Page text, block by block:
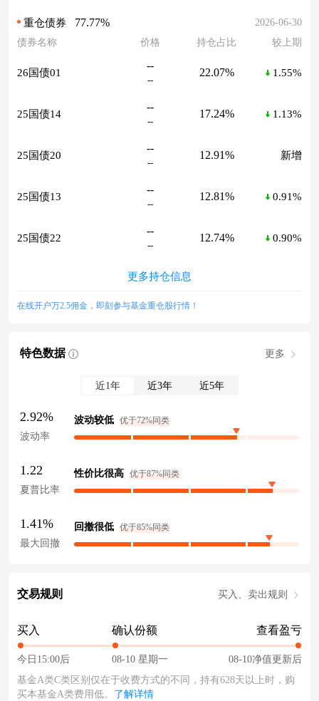
重仓债券 77.77%
2026-06-30
债券名称
价格 持仓占比 较上期
26国债01
--
--
22.07% 1.55%
25国债14
--
--
17.24% 1.13%
25国债20
--
--
12.91% 新增
25国债13
--
--
12.81% 0.91%
25国债22
--
--
12.74% 0.90%
更多持仓信息
在线开户万2.5佣金，即刻参与基金重仓股行情！
特色数据 更多
近1年 近3年 近5年
2.92%
波动率
波动较低 优于72%同类
1.22
夏普比率
性价比很高 优于87%同类
1.41%
最大回撤
回撤很低 优于85%同类
交易规则 买入、卖出规则
买入
今日15:00后
确认份额
08-10 星期一
查看盈亏
08-10净值更新后
基金A类C类区别仅在于收费方式的不同，持有628天以上时，购
买本基金A类费用低。 了解详情